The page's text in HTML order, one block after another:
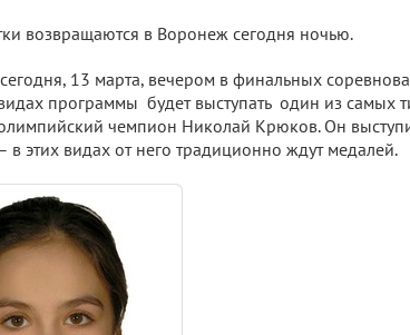
возвращаются в Воронеж сегодня ночью.
сегодня, 13 марта, вечером в финальных
программы будет выступать один из самых
чемпион Николай Крюков. Он
в этих видах от него традиционно ждут медалей.